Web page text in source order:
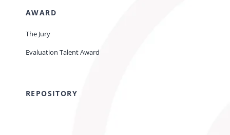
AWARD
The Jury
Evaluation Talent Award
REPOSITORY